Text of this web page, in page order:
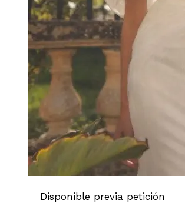
Disponible previa petición